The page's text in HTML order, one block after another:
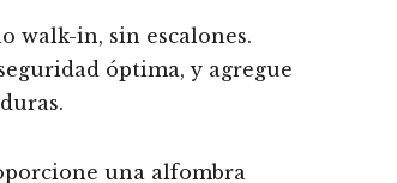
walk-in, sin escalones.
óptima, y agregue
una alfombra